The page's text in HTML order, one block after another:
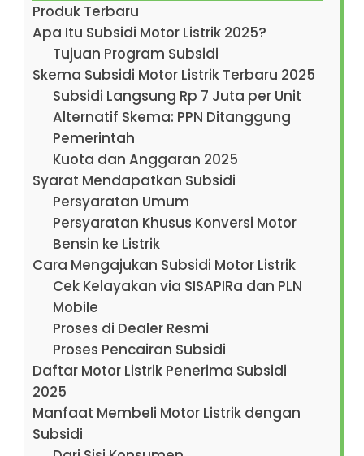
Produk Terbaru
Apa Itu Subsidi Motor Listrik 2025?
Tujuan Program Subsidi
Skema Subsidi Motor Listrik Terbaru 2025
Subsidi Langsung Rp 7 Juta per Unit
Alternatif Skema: PPN Ditanggung
Pemerintah
Kuota dan Anggaran 2025
Syarat Mendapatkan Subsidi
Persyaratan Umum
Persyaratan Khusus Konversi Motor
Bensin ke Listrik
Cara Mengajukan Subsidi Motor Listrik
Cek Kelayakan via SISAPIRa dan PLN
Mobile
Proses di Dealer Resmi
Proses Pencairan Subsidi
Daftar Motor Listrik Penerima Subsidi
2025
Manfaat Membeli Motor Listrik dengan
Subsidi